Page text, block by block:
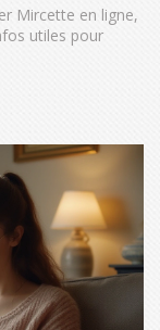
Mircette en ligne,
utiles pour